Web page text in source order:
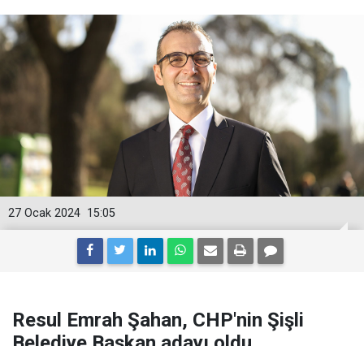
15:05
27 Ocak 2024
Resul Emrah Şahan, CHP'nin Şişli